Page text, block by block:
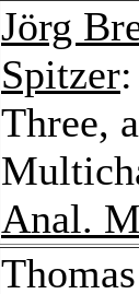
Jörg
Spitzer
Three,
Anal.